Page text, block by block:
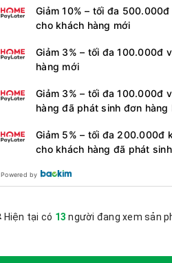
Giảm 10% – tối đa
cho khách hàng mới
Giảm 3% – tối đa 100.000đ
hàng mới
Giảm 3% – tối đa 100.000đ
hàng đã phát sinh đơn hàng
Giảm 5% – tối đa 200.000đ
cho khách hàng đã phát
Powered by
Hiện tại có 13 người đang xem sản